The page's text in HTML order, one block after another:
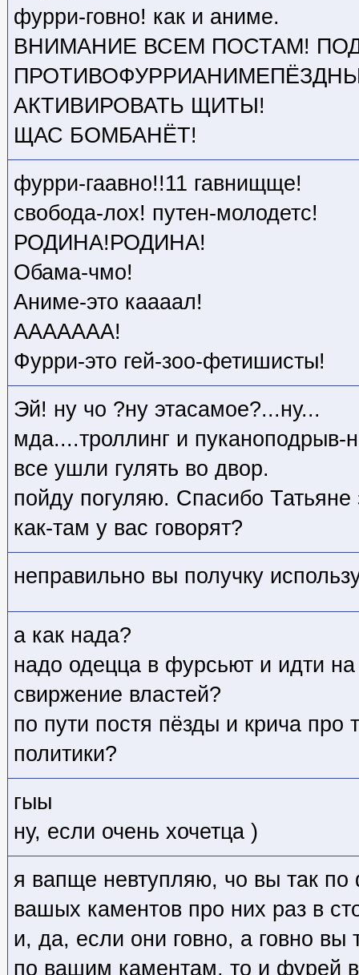
фурри-говно! как и аниме.
ВНИМАНИЕ ВСЕМ ПОСТАМ!
АКТИВИРОВАТЬ ЩИТЫ!
ЩАС БОМБАНЁТ!
фурри-гаавно!!11 гавнищще!
свобода-лох! путен-молодетс!
РОДИНА!РОДИНА!
Обама-чмо!
Аниме-это каааал!
ААААААА!
Фурри-это гей-зоо-фетишисты!
Эй! ну чо ?ну этасамое?...ну...
мда....троллинг и пуканоподрыв-
все ушли гулять во двор.
пойду погуляю. Спасибо
как-там у вас говорят?
неправильно вы получку
а как нада?
надо одецца в фурсьют и идти на
свиржение властей?
по пути постя пёзды и крича про
политики?
гыы
ну, если очень хочетца )
я вапще невтупляю, чо вы так по
вашых каментов про них раз в
и, да, если они говно, а говно вы
по вашим каментам, то и фурей